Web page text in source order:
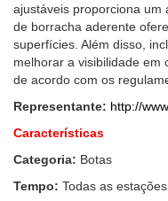
ajustáveis proporciona um
de borracha aderente
superfícies. Além disso,
melhorar a visibilidade em
de acordo com os
Representante: http://
Características
Categoria: Botas
Tempo: Todas as estações